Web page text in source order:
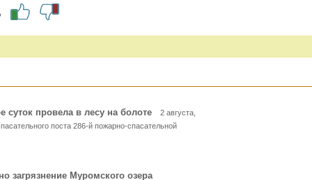
суток провела в лесу на болоте
2 августа,
поста 286-й пожарно-спасательной
загрязнение Муромского озера